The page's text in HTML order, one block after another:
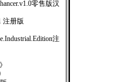
零售版汉
注册版
注